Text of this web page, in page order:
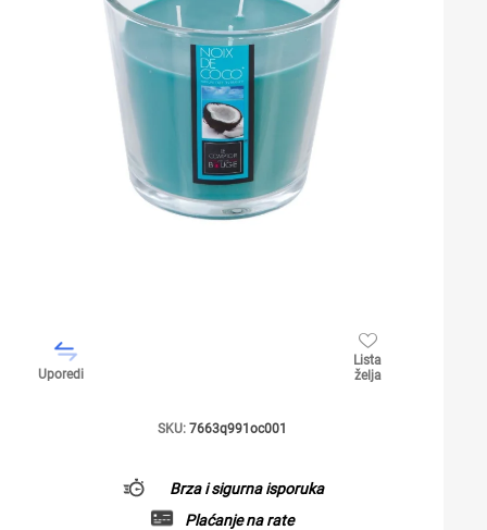
Uporedi
Lista
želja
SKU: 7663q991oc001
Brza i sigurna isporuka
Plaćanje na rate